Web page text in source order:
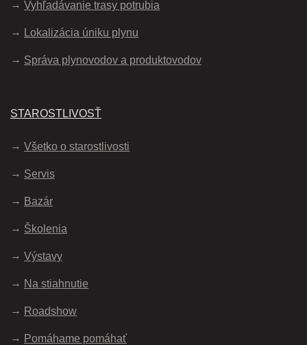
Vyhľadávanie trasy potrubia
Lokalizácia úniku plynu
Správa plynovodov a produktovodov
STAROSTLIVOSŤ
Všetko o starostlivosti
Servis
Bazár
Školenia
Výstavy
Na stiahnutie
Roadshow
Pomáhame pomáhať